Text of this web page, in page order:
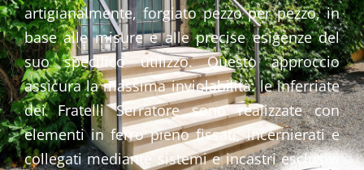
artigianalmente, forgiato pezzo per pezzo, in
base alle misure e alle precise esigenze del
suo specifico utilizzo. Questo approccio
assicura la massima inviolabilità: le inferriate
dei Fratelli Serratore sono realizzate con
elementi in ferro pieno fissati, incernierati e
collegati mediante sistemi e incastri esclusivi